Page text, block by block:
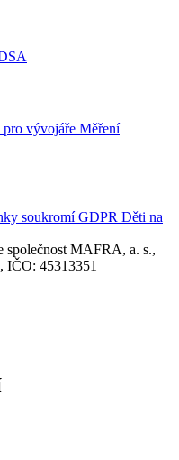
vývojáře Měření
soukromíGDPR Děti na
společnost MAFRA, a. s.,
IČO: 45313351